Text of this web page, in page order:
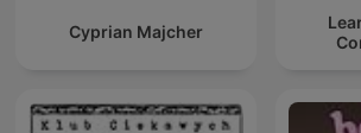
Cyprian Majcher